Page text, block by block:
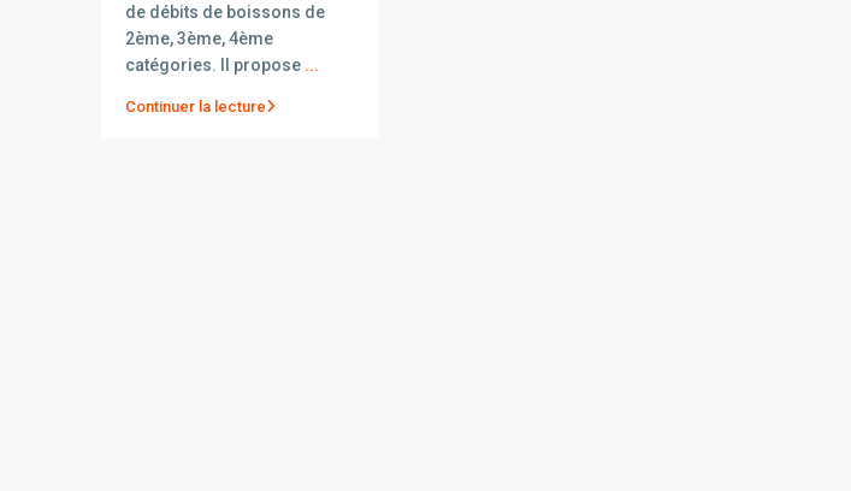
de débits de boissons de
2ème, 3ème, 4ème
catégories. Il propose ...
Continuer la lecture